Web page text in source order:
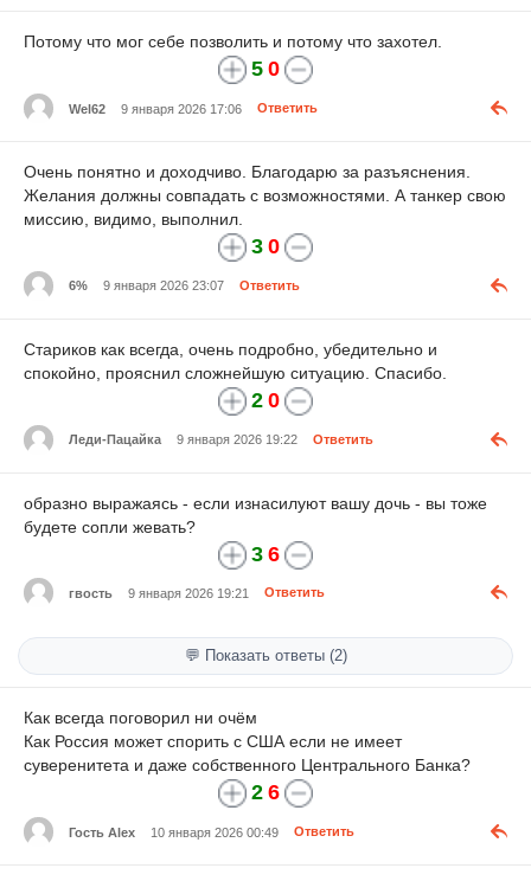
Потому что мог себе позволить и потому что захотел.
5 0
Wel62 9 января 2026 17:06 Ответить
Очень понятно и доходчиво. Благодарю за разъяснения.
Желания должны совпадать с возможностями. А танкер свою
миссию, видимо, выполнил.
3 0
6% 9 января 2026 23:07 Ответить
Стариков как всегда, очень подробно, убедительно и
спокойно, прояснил сложнейшую ситуацию. Спасибо.
2 0
Леди-Пацайка 9 января 2026 19:22 Ответить
образно выражаясь - если изнасилуют вашу дочь - вы тоже
будете сопли жевать?
3 6
гвость 9 января 2026 19:21 Ответить
💬 Показать ответы (2)
Как всегда поговорил ни очём
Как Россия может спорить с США если не имеет
суверенитета и даже собственного Центрального Банка?
2 6
Гость Alex 10 января 2026 00:49 Ответить